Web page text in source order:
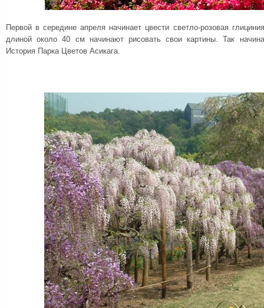
Первой в середине апреля начинает цвести светло-розовая
длиной около 40 см начинают рисовать свои картины. Так
История Парка Цветов Асикага.